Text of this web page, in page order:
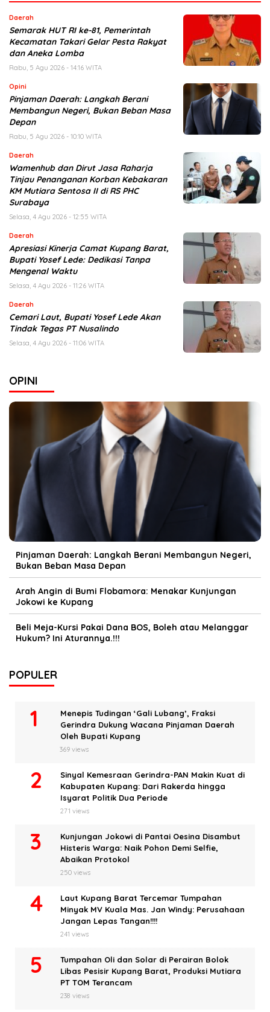
Daerah
Semarak HUT RI ke-81, Pemerintah
Kecamatan Takari Gelar Pesta Rakyat
dan Aneka Lomba
Rabu, 5 Agu 2026 - 14:16 WITA
Opini
Pinjaman Daerah: Langkah Berani
Membangun Negeri, Bukan Beban Masa
Depan
Rabu, 5 Agu 2026 - 10:10 WITA
Daerah
Wamenhub dan Dirut Jasa Raharja
Tinjau Penanganan Korban Kebakaran
KM Mutiara Sentosa II di RS PHC
Surabaya
Selasa, 4 Agu 2026 - 12:55 WITA
Daerah
Apresiasi Kinerja Camat Kupang Barat,
Bupati Yosef Lede: Dedikasi Tanpa
Mengenal Waktu
Selasa, 4 Agu 2026 - 11:26 WITA
Daerah
Cemari Laut, Bupati Yosef Lede Akan
Tindak Tegas PT Nusalindo
Selasa, 4 Agu 2026 - 11:06 WITA
OPINI
Pinjaman Daerah: Langkah Berani Membangun Negeri,
Bukan Beban Masa Depan
Arah Angin di Bumi Flobamora: Menakar Kunjungan
Jokowi ke Kupang
Beli Meja-Kursi Pakai Dana BOS, Boleh atau Melanggar
Hukum? Ini Aturannya.!!!
POPULER
Menepis Tudingan ‘Gali Lubang’, Fraksi
Gerindra Dukung Wacana Pinjaman Daerah
Oleh Bupati Kupang
369 views
Sinyal Kemesraan Gerindra-PAN Makin Kuat di
Kabupaten Kupang: Dari Rakerda hingga
Isyarat Politik Dua Periode
271 views
Kunjungan Jokowi di Pantai Oesina Disambut
Histeris Warga: Naik Pohon Demi Selfie,
Abaikan Protokol
250 views
Laut Kupang Barat Tercemar Tumpahan
Minyak MV Kuala Mas. Jan Windy: Perusahaan
Jangan Lepas Tangan!!!!
241 views
Tumpahan Oli dan Solar di Perairan Bolok
Libas Pesisir Kupang Barat, Produksi Mutiara
PT TOM Terancam
238 views